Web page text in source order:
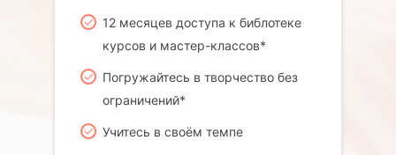
12 месяцев доступа к библотеке
курсов и мастер-классов*
Погружайтесь в творчество без
ограничений*
Учитесь в своём темпе